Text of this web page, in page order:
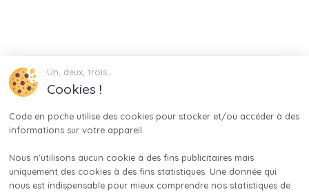
Un, deux, trois…
Cookies !
Code en poche utilise des cookies pour stocker et/ou accéder à des
informations sur votre appareil.
Nous n'utilisons aucun cookie à des fins publicitaires mais
uniquement des cookies à des fins statistiques. Une donnée qui
nous est indispensable pour mieux comprendre nos statistiques de